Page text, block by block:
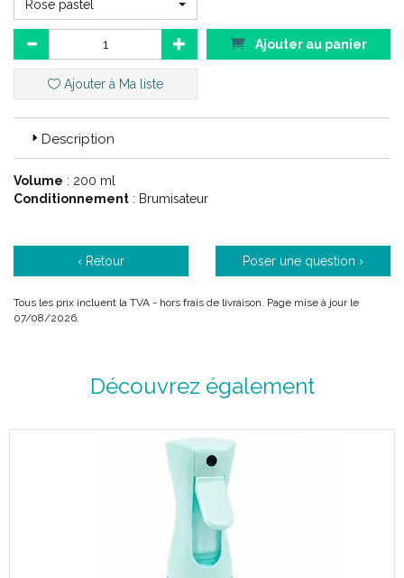
Rose pastel
Ajouter au panier
Ajouter à Ma liste
Description
Volume : 200 ml
Conditionnement : Brumisateur
‹ Retour Poser une question ›
Tous les prix incluent la TVA - hors frais de livraison. Page mise à jour le
07/08/2026.
Découvrez également